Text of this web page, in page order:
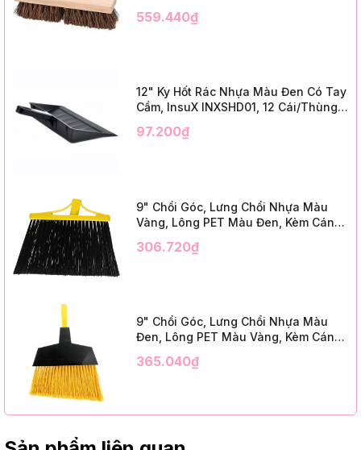
3" Trim)
559.440₫
12" Ky Hốt Rác Nhựa Màu Đen Có Tay
Cầm, InsuX INXSHD01, 12 Cái/Thùng,
Black Plastic)
97.200₫
9" Chổi Góc, Lưng Chổi Nhựa Màu
Vàng, Lông PET Màu Đen, Kèm Cán
12 Bộ/Thùng (9" Angle Broom, Yellow
306.720₫
9" Chổi Góc, Lưng Chổi Nhựa Màu
Đen, Lông PET Màu Vàng, Kèm Cán
12 Bộ/Thùng (9" Angle Broom, Black
365.040₫